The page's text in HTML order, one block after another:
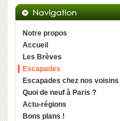
Notre propos
Accueil
Les Brèves
Escapades
Escapades chez nos voisins
Quoi de neuf à Paris ?
Actu-régions
Bons plans !